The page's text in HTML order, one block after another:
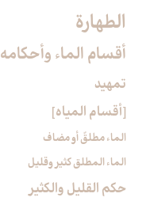
الطهارة
أقسام الماء وأحكامه‏
تمهيد
[أقسام المياه‏]
الماء مطلقٌ أو مضاف
الماء المطلق كثير وقليل
حكم القليل والكثير